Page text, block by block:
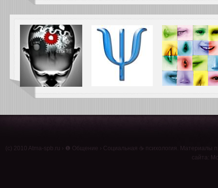
(c) 2010 Atma-spb.ru ❶ Общение Социальная ☕ психология . Материалы
сайта: